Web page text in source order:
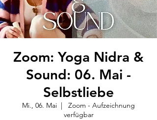
Zoom: Yoga Nidra &
Sound: 06. Mai -
Selbstliebe
Mi., 06. Mai
Zoom - Aufzeichnung
verfügbar